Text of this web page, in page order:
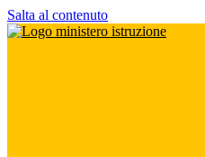
Salta al contenuto